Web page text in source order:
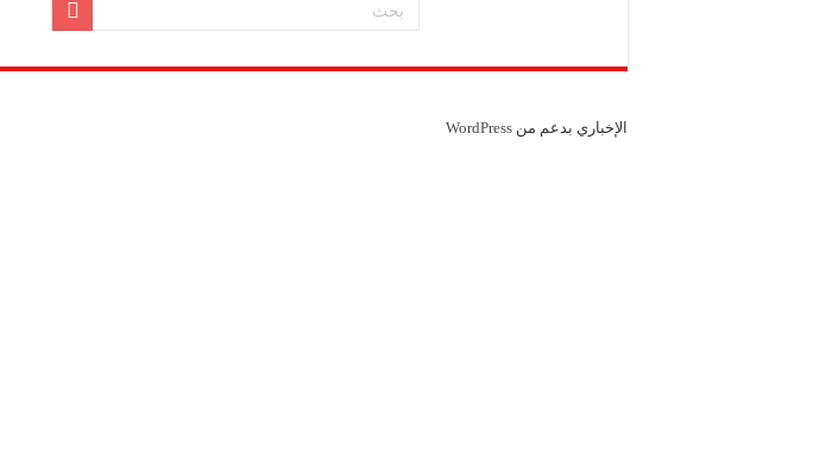
الإخباري بدعم من WordPress